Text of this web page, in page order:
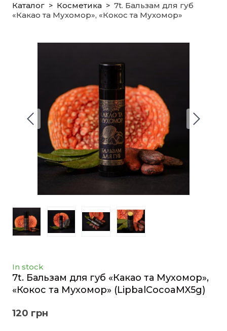
Каталог Косметика
7t. Бальзам для губ
«Какао та Мухомор», «Кокос та Мухомор»
In stock
7t. Бальзам для губ «Какао та Мухомор»,
«Кокос та Мухомор» (LipbalCocoaMX5g)
120 грн